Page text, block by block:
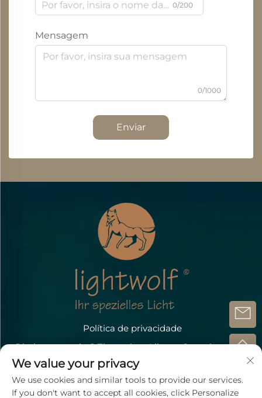
0/200
Mensagem
0/1000
Enviar
Política de privacidade
Direitos autorais @Zhongshan Lihang Optoelectronic
Technology Co.,Ltd.
Contate-nos
We value your privacy
We use cookies and similar tools to provide our services.
If you don't want to accept all cookies, click Personalize